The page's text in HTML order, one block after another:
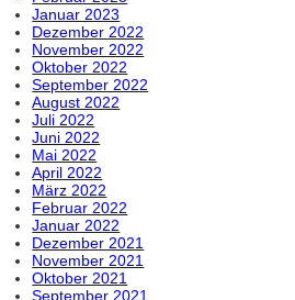
Januar 2023
Dezember 2022
November 2022
Oktober 2022
September 2022
August 2022
Juli 2022
Juni 2022
Mai 2022
April 2022
März 2022
Februar 2022
Januar 2022
Dezember 2021
November 2021
Oktober 2021
September 2021